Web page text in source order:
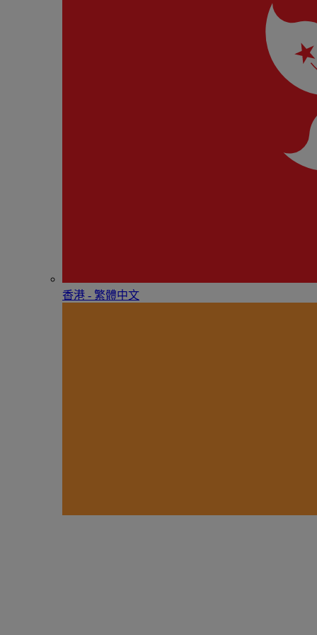
香港 - 繁體中文